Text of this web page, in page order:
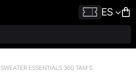
ES
SWEATER ESSENTIALS 360 TAM S